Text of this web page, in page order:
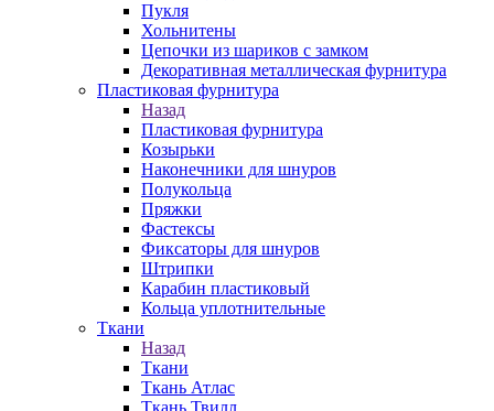
Пукля
Хольнитены
Цепочки из шариков с замком
Декоративная металлическая фурнитура
Пластиковая фурнитура
Назад
Пластиковая фурнитура
Козырьки
Наконечники для шнуров
Полукольца
Пряжки
Фастексы
Фиксаторы для шнуров
Штрипки
Карабин пластиковый
Кольца уплотнительные
Ткани
Назад
Ткани
Ткань Атлас
Ткань Твилл